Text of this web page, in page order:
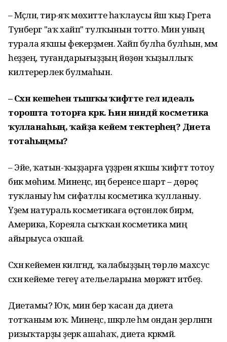
– Мәҫәлән, тирә-яҡ мөхитте һаҡлаусы йәш ҡыҙ Грета
Тунберг "аҡ хайп" тулҡынын тотто. Мин уның
турала яҡшы фекерҙәмен. Хайп булһа булһын, әммә
һеҙҙең, туғандарығыҙҙың йөҙөнә ҡыҙыллыҡ
килтерерлек булмаһын.
– Сәхнә кешеһенә тышҡы ҡиәфәтте гел идеаль
торошта тоторға кәрәк. Һин ниндәй косметика
ҡулланаһың, ҡайҙа кейем тектерәһең? Диета
тотаһыңмы?
– Эйе, ҡатын-ҡыҙҙарға үҙҙәрен яҡшы ҡиәфәттә тотоу
бик мөһим. Минеңсә, иң беренсе шарт – дөрөҫ
туҡланыу һәм сифатлы косметика ҡулланыу.
Үҙем натураль косметикаға өҫтөнлөк бирәм,
Америка, Кореяла сыҡҡан косметика миңә
айырыуса оҡшай.
Сәхнә кейеменә килгәндә, ҡалабыҙҙың төрлө махсус
сәхнә кейеме тегеү ательеларына мөрәжәғәт итәбеҙ.
Диетамы? Юҡ, мин бер ҡасан да диета
тотҡаным юҡ. Минеңсә, шәкәрле һәм ондан әҙерләнгән
ризыҡтарҙы әҙерәк ашаһаҡ, диета кәрәкмәй.